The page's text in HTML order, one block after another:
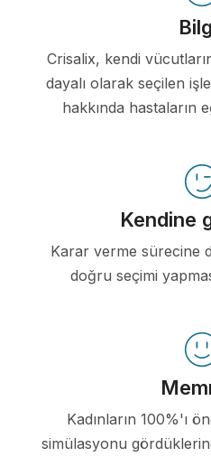
Crisalix, kendi
dayalı olarak seçilen
hakkında hastaların
Kendine
Karar verme sürecine
doğru seçimi
Kadınların 100%'ı
simülasyonu